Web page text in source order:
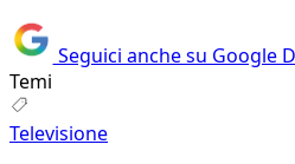
Seguici anche su Google
Temi
Televisione